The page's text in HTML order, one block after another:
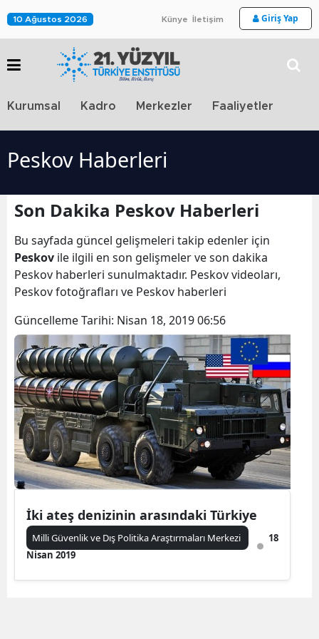
10 Ağustos 2026 Künye İletişim Giriş Yap
Kurumsal Kadro Merkezler Faaliyetler
Peskov Haberleri
Son Dakika Peskov Haberleri
Bu sayfada güncel gelişmeleri takip edenler için
Peskov ile ilgili en son gelişmeler ve son dakika
Peskov haberleri sunulmaktadır. Peskov videoları,
Peskov fotoğrafları ve Peskov haberleri
Güncelleme Tarihi: Nisan 18, 2019 06:56
İki ateş denizinin arasındaki Türkiye
Milli Güvenlik ve Dış Politika Araştırmaları Merkezi
18
Nisan 2019